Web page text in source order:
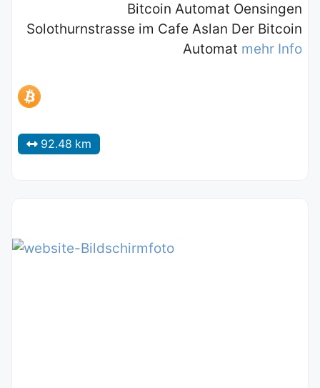
Bitcoin Automat Oensingen
Solothurnstrasse im Cafe Aslan Der Bitcoin
Automat mehr Info
92.48 km